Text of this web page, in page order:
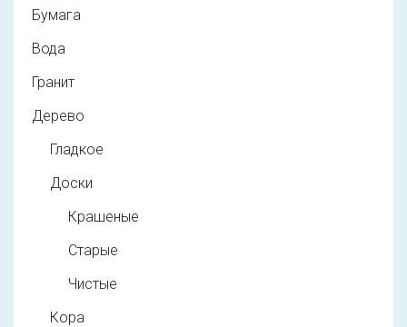
Бумага
Вода
Гранит
Дерево
Гладкое
Доски
Крашеные
Старые
Чистые
Кора